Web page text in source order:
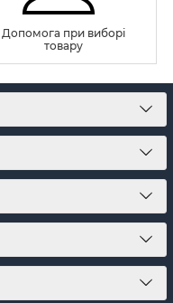
Допомога при виборі
товару